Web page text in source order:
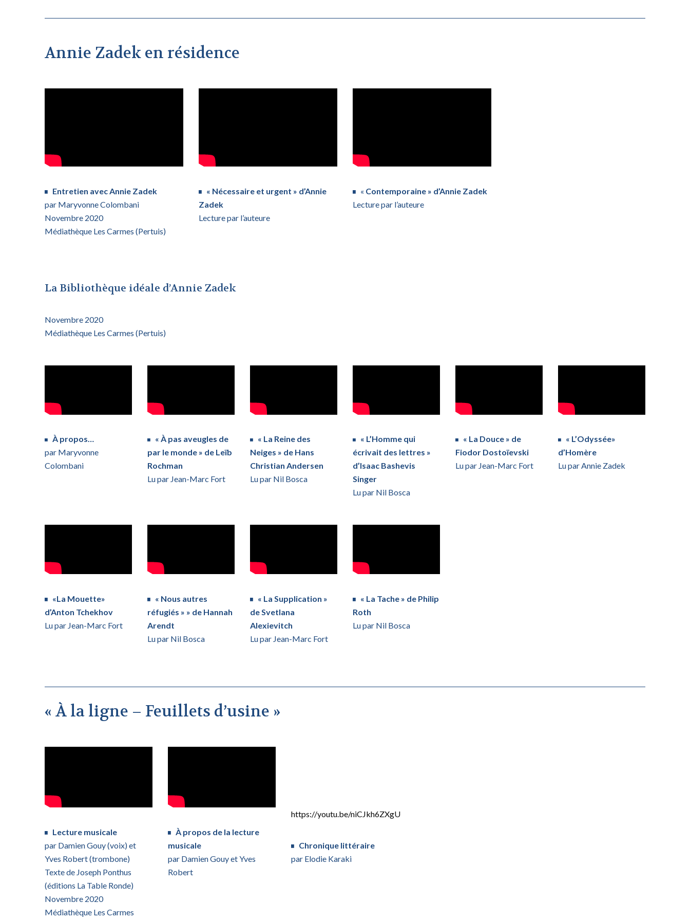
Annie Zadek en résidence
Entretien avec Annie Zadek
par Maryvonne Colombani
Novembre 2020
Médiathèque Les Carmes (Pertuis)
« Nécessaire et urgent » d’Annie
Zadek
Lecture par l’auteure
« Contemporaine » d’Annie Zadek
Lecture par l’auteure
La Bibliothèque idéale d’Annie Zadek
Novembre 2020
Médiathèque Les Carmes (Pertuis)
À propos…
par Maryvonne
Colombani
« À pas aveugles de
par le monde » de Leïb
Rochman
Lu par Jean-Marc Fort
« La Reine des
Neiges » de Hans
Christian Andersen
Lu par Nil Bosca
« L’Homme qui
écrivait des lettres »
d’Isaac Bashevis
Singer
Lu par Nil Bosca
« La Douce » de
Fiodor Dostoïevski
Lu par Jean-Marc Fort
« L’Odyssée»
d’Homère
Lu par Annie Zadek
«La Mouette»
d’Anton Tchekhov
Lu par Jean-Marc Fort
« Nous autres
réfugiés » » de Hannah
Arendt
Lu par Nil Bosca
« La Supplication »
de Svetlana
Alexievitch
Lu par Jean-Marc Fort
« La Tache » de Philip
Roth
Lu par Nil Bosca
« À la ligne – Feuillets d’usine »
Lecture musicale
par Damien Gouy (voix) et
Yves Robert (trombone)
Texte de Joseph Ponthus
(éditions La Table Ronde)
Novembre 2020
Médiathèque Les Carmes
À propos de la lecture
musicale
par Damien Gouy et Yves
Robert
https://youtu.be/niCJkh6ZXgU
Chronique littéraire
par Elodie Karaki